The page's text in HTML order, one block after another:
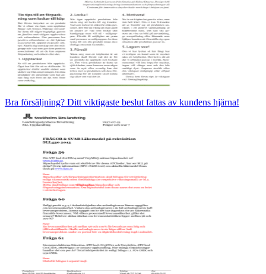
Bra försäljning? Ditt viktigaste beslut fattas av kundens hjärna!